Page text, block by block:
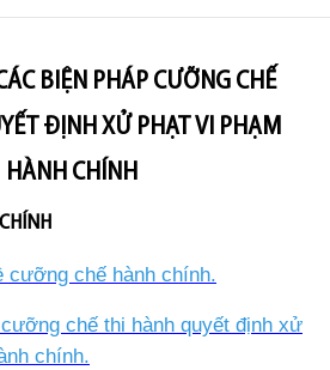
BIỆN PHÁP CƯỠNG CHẾ
ĐỊNH XỬ PHẠT VI PHẠM
HÀNH CHÍNH
cưỡng chế hành chính.
chế thi hành quyết định xử
chính.